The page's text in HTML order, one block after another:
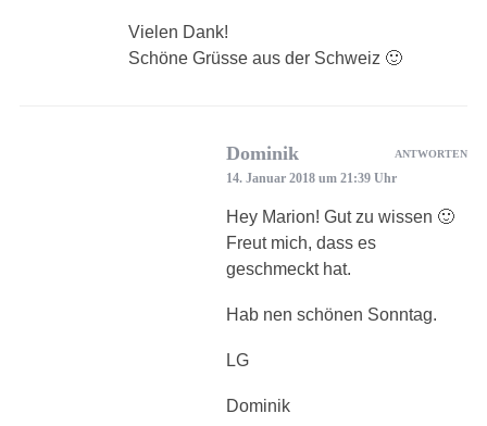
Vielen Dank!
Schöne Grüsse aus der Schweiz 🙂
Dominik
14. Januar 2018 um 21:39 Uhr
Hey Marion! Gut zu wissen 🙂
Freut mich, dass es
geschmeckt hat.
Hab nen schönen Sonntag.
LG
Dominik
ANTWORTEN